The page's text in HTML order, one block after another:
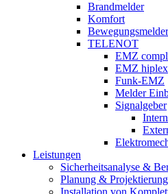
Brandmelder
Komfort
Bewegungsmelder
TELENOT
EMZ
EMZ hiplex
Funk-EMZ
Melder
Signalgeber
Leistungen
Sicherheitsanalyse &
Planung & Projektierung​
Installation von